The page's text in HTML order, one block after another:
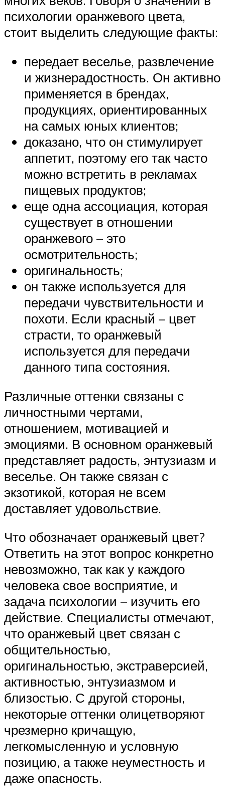
психологии оранжевого цвета,
стоит выделить следующие факты:
передает веселье, развлечение
и жизнерадостность. Он активно
применяется в брендах,
продукциях, ориентированных
на самых юных клиентов;
доказано, что он стимулирует
аппетит, поэтому его так часто
можно встретить в рекламах
пищевых продуктов;
еще одна ассоциация, которая
существует в отношении
оранжевого – это
осмотрительность;
оригинальность;
он также используется для
передачи чувствительности и
похоти. Если красный – цвет
страсти, то оранжевый
используется для передачи
данного типа состояния.
Различные оттенки связаны с
личностными чертами,
отношением, мотивацией и
эмоциями. В основном оранжевый
представляет радость, энтузиазм и
веселье. Он также связан с
экзотикой, которая не всем
доставляет удовольствие.
Что обозначает оранжевый цвет?
Ответить на этот вопрос конкретно
невозможно, так как у каждого
человека свое восприятие, и
задача психологии – изучить его
действие. Специалисты отмечают,
что оранжевый цвет связан с
общительностью,
оригинальностью, экстраверсией,
активностью, энтузиазмом и
близостью. С другой стороны,
некоторые оттенки олицетворяют
чрезмерно кричащую,
легкомысленную и условную
позицию, а также неуместность и
даже опасность.